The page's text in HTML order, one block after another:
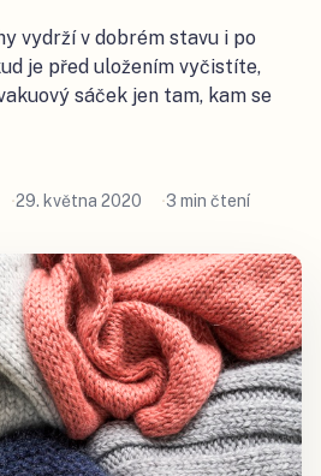
vydrží v dobrém stavu i po
je před uložením vyčistíte,
sáček jen tam, kam se
29. května 2020 3 min čtení